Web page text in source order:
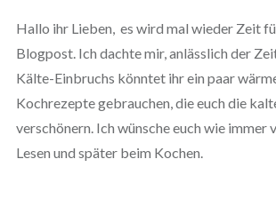
Hallo ihr Lieben, es wird mal wieder Zeit
Blogpost. Ich dachte mir, anlässlich der
Kälte-Einbruchs könntet ihr ein paar
Kochrezepte gebrauchen, die euch die
verschönern. Ich wünsche euch wie immer
Lesen und später beim Kochen.